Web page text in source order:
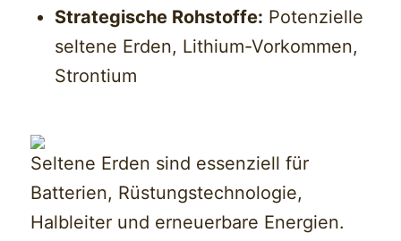
Strategische Rohstoffe: Potenzielle
seltene Erden, Lithium-Vorkommen,
Strontium
Seltene Erden sind essenziell für
Batterien, Rüstungstechnologie,
Halbleiter und erneuerbare Energien.